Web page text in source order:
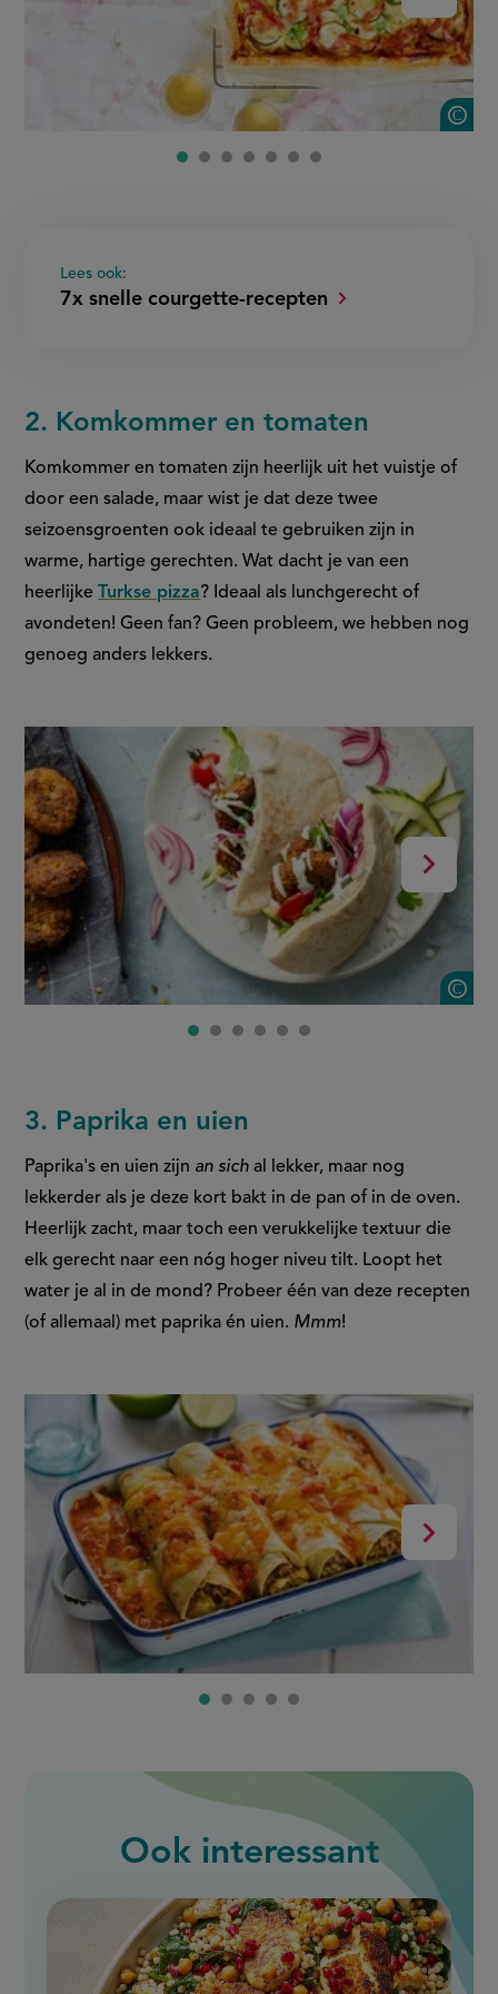
Lees ook:
7x snelle courgette-recepten
2. Komkommer en tomaten
Komkommer en tomaten zijn heerlijk uit het vuistje of
door een salade, maar wist je dat deze twee
seizoensgroenten ook ideaal te gebruiken zijn in
warme, hartige gerechten. Wat dacht je van een
heerlijke
Turkse pizza? Ideaal als lunchgerecht of
avondeten! Geen fan? Geen probleem, we hebben nog
genoeg anders lekkers.
slide
1
of
6
3. Paprika en uien
Paprika's en uien zijn an sich al lekker, maar nog
lekkerder als je deze kort bakt in de pan of in de oven.
Heerlijk zacht, maar toch een verukkelijke textuur die
elk gerecht naar een nóg hoger niveu tilt. Loopt het
water je al in de mond? Probeer één van deze recepten
(of allemaal) met paprika én uien. Mmm!
of
Ook interessant